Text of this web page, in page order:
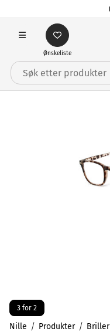
Ønskeliste
3 for 2
Nille Produkter Briller